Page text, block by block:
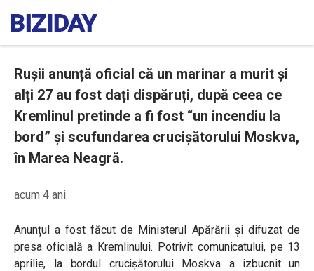
Rușii anunță oficial că un marinar a murit și
alți 27 au fost dați dispăruți, după ceea ce
Kremlinul pretinde a fi fost “un incendiu la
bord” și scufundarea crucișătorului Moskva,
în Marea Neagră.
acum 4 ani
Anunțul a fost făcut de Ministerul Apărării și difuzat de
presa oficială a Kremlinului. Potrivit comunicatului, pe 13
aprilie, la bordul crucișătorului Moskva a izbucnit un